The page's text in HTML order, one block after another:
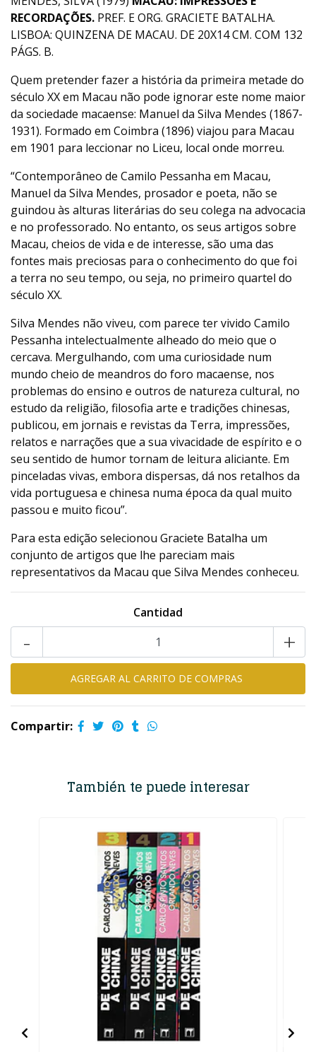
RECORDAÇÕES. PREF. E ORG. GRACIETE BATALHA.
LISBOA: QUINZENA DE MACAU. DE 20X14 CM. COM 132
PÁGS. B.
Quem pretender fazer a história da primeira metade do
século XX em Macau não pode ignorar este nome maior
da sociedade macaense: Manuel da Silva Mendes (1867-
1931). Formado em Coimbra (1896) viajou para Macau
em 1901 para leccionar no Liceu, local onde morreu.
“Contemporâneo de Camilo Pessanha em Macau,
Manuel da Silva Mendes, prosador e poeta, não se
guindou às alturas literárias do seu colega na advocacia
e no professorado. No entanto, os seus artigos sobre
Macau, cheios de vida e de interesse, são uma das
fontes mais preciosas para o conhecimento do que foi
a terra no seu tempo, ou seja, no primeiro quartel do
século XX.
Silva Mendes não viveu, com parece ter vivido Camilo
Pessanha intelectualmente alheado do meio que o
cercava. Mergulhando, com uma curiosidade num
mundo cheio de meandros do foro macaense, nos
problemas do ensino e outros de natureza cultural, no
estudo da religião, filosofia arte e tradições chinesas,
publicou, em jornais e revistas da Terra, impressões,
relatos e narrações que a sua vivacidade de espírito e o
seu sentido de humor tornam de leitura aliciante. Em
pinceladas vivas, embora dispersas, dá nos retalhos da
vida portuguesa e chinesa numa época da qual muito
passou e muito ficou”.
Para esta edição selecionou Graciete Batalha um
conjunto de artigos que lhe pareciam mais
representativos da Macau que Silva Mendes conheceu.
Cantidad
+
-
Compartir:
También te puede interesar